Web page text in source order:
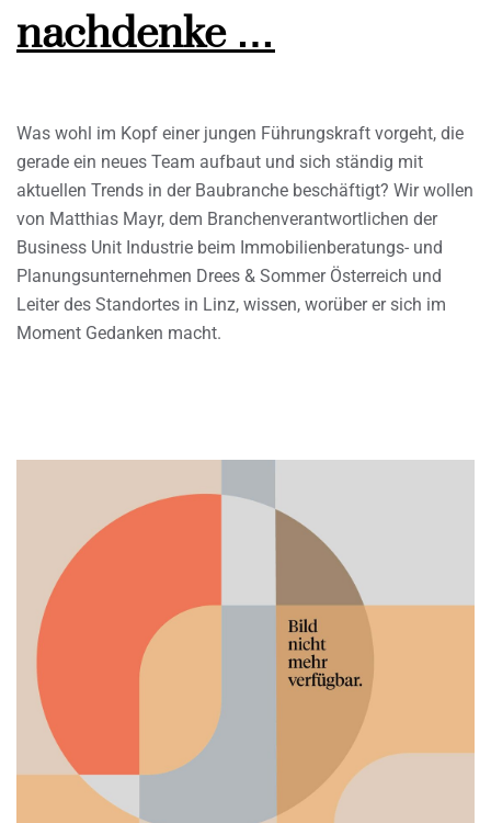
nachdenke …
Was wohl im Kopf einer jungen Führungskraft vorgeht, die
gerade ein neues Team aufbaut und sich ständig mit
aktuellen Trends in der Baubranche beschäftigt? Wir wollen
von Matthias Mayr, dem Branchenverantwortlichen der
Business Unit Industrie beim Immobilienberatungs- und
Planungsunternehmen Drees & Sommer Österreich und
Leiter des Standortes in Linz, wissen, worüber er sich im
Moment Gedanken macht.